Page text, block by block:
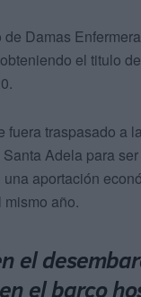
Damas
el titulo
fuera traspasado a
Adela para
aportación
año.
el
el barco